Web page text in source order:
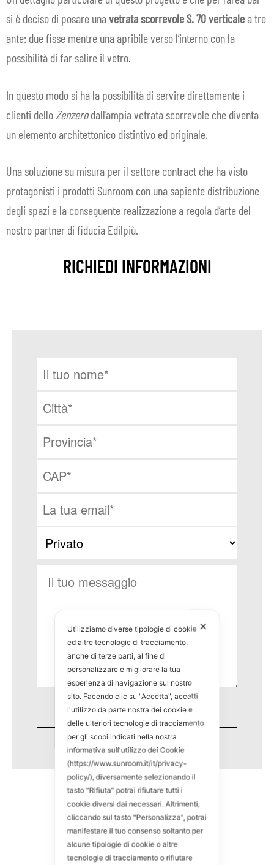
si è deciso di posare unavetrata scorrevole S. 70 verticale a tre
ante: due fisse mentre una apribile verso l’interno con la
possibilità di far salire il vetro.
In questo modo si ha la possibilità di servire direttamente i
clienti dello Zenzerodall’ampia vetrata scorrevole che diventa
un elemento architettonico distintivo ed originale.
Una soluzione su misura per il settore contract che ha visto
protagonisti i prodotti Sunroom con una sapiente distribuzione
degli spazi e la conseguente realizzazione a regola d’arte del
nostro partner di fiducia Edilpiù.
RICHIEDI INFORMAZIONI
✕
Utilizziamo diverse tipologie di cookie
ed altre tecnologie di tracciamento,
anche di terze parti, al fine di
personalizzare e migliorare la tua
esperienza di navigazione sul nostro
sito. Facendo clic su "Accetta", accetti
l'utilizzo da parte nostra dei cookie e
delle ulteriori tecnologie di tracciamento
per gli scopi indicati nella nostra
informativa sull'utilizzo dei Cookie
(https://www.sunroom.it/it/privacy-
policy/), diversamente selezionando il
tasto “Rifiuta” potrai rifiutare tutti i
cookie diversi dai necessari. Altrimenti,
cliccando sul tasto "Personalizza", potrai
manifestare il tuo consenso soltanto per
alcune tipologie di cookie o altre
tecnologie di tracciamento o rifiutare